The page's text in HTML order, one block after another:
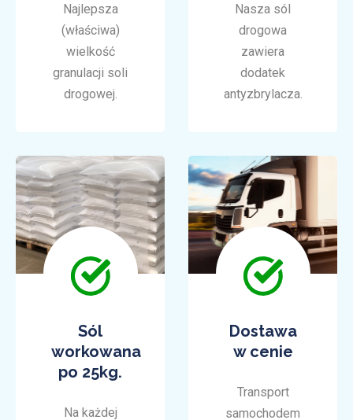
Najlepsza
(właściwa)
wielkość
granulacji soli
drogowej.
Nasza sól
drogowa
zawiera
dodatek
antyzbrylacza.
Sól
workowana
po 25kg.
Na każdej
Dostawa
w cenie
Transport
samochodem